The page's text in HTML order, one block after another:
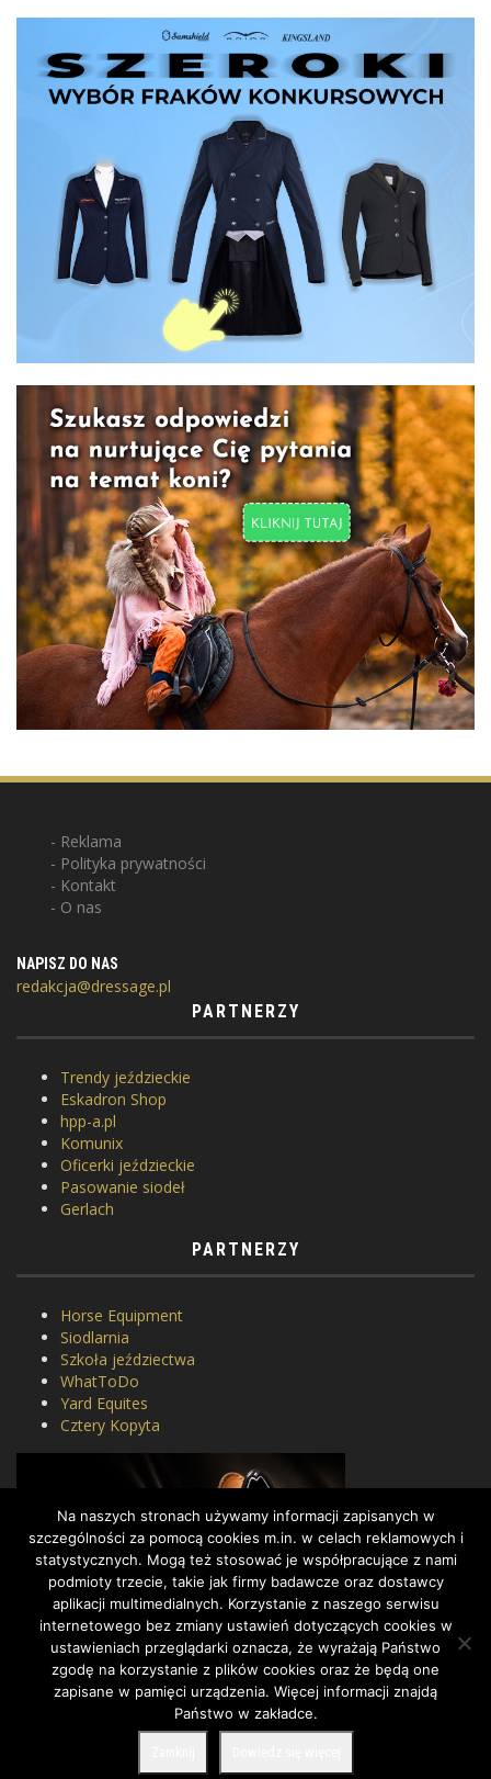
Reklama
Polityka prywatności
Kontakt
O nas
NAPISZ DO NAS
redakcja@dressage.pl
PARTNERZY
Trendy jeździeckie
Eskadron Shop
hpp-a.pl
Komunix
Oficerki jeździeckie
Pasowanie siodeł
Gerlach
PARTNERZY
Horse Equipment
Siodlarnia
Szkoła jeździectwa
WhatToDo
Yard Equites
Cztery Kopyta
Na naszych stronach używamy informacji zapisanych w
szczególności za pomocą cookies m.in. w celach reklamowych i
statystycznych. Mogą też stosować je współpracujące z nami
podmioty trzecie, takie jak firmy badawcze oraz dostawcy
aplikacji multimedialnych. Korzystanie z naszego serwisu
internetowego bez zmiany ustawień dotyczących cookies w
ustawieniach przeglądarki oznacza, że wyrażają Państwo
zgodę na korzystanie z plików cookies oraz że będą one
zapisane w pamięci urządzenia. Więcej informacji znajdą
Państwo w zakładce.